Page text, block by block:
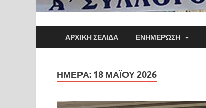
ΑΡΧΙΚΗ ΣΕΛΙΔΑ ΕΝΗΜΕΡΩΣΗ
ΗΜΈΡΑ: 18 ΜΑΪ́ΟΥ 2026